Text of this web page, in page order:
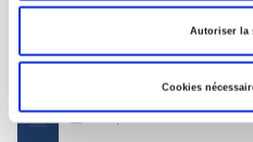
Autoriser la
Cookies
La France et l'Union
4 sept. 2026